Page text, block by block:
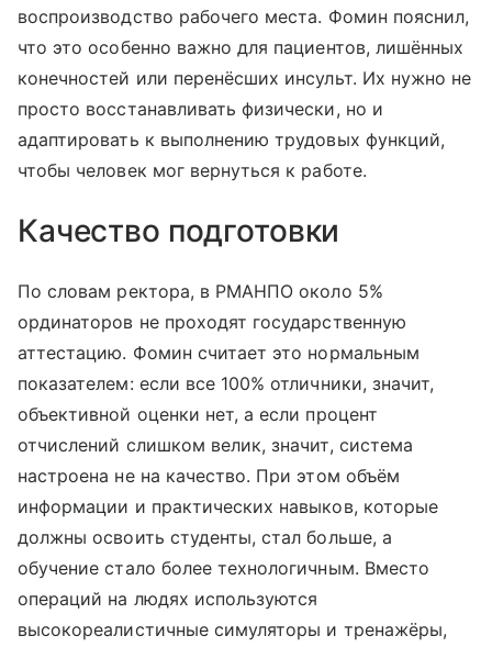
воспроизводство рабочего места. Фомин пояснил,
что это особенно важно для пациентов, лишённых
конечностей или перенёсших инсульт. Их нужно не
просто восстанавливать физически, но и
адаптировать к выполнению трудовых функций,
чтобы человек мог вернуться к работе.
Качество подготовки
По словам ректора, в РМАНПО около 5%
ординаторов не проходят государственную
аттестацию. Фомин считает это нормальным
показателем: если все 100% отличники, значит,
объективной оценки нет, а если процент
отчислений слишком велик, значит, система
настроена не на качество. При этом объём
информации и практических навыков, которые
должны освоить студенты, стал больше, а
обучение стало более технологичным. Вместо
операций на людях используются
высокореалистичные симуляторы и тренажёры,